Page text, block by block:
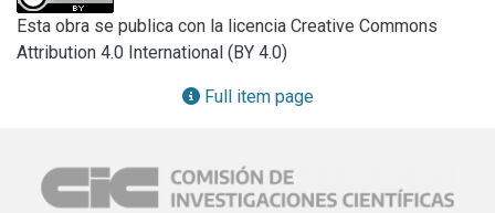
infiltración natural y una aceleración en los procesos de
escurrimiento superficial. Como consecuencia de la intensa
explotación se ha generado un cono de depresión que ha
invertido la relación agua superficial – agua subterránea. Se
existentes en la zona urbana. Algunas de las alteraciones
reconocidas resultan irreversibles, pasando a formar parte
Esta obra se publica con la licencia Creative Commons
Attribution 4.0 International (BY 4.0)
Full item page